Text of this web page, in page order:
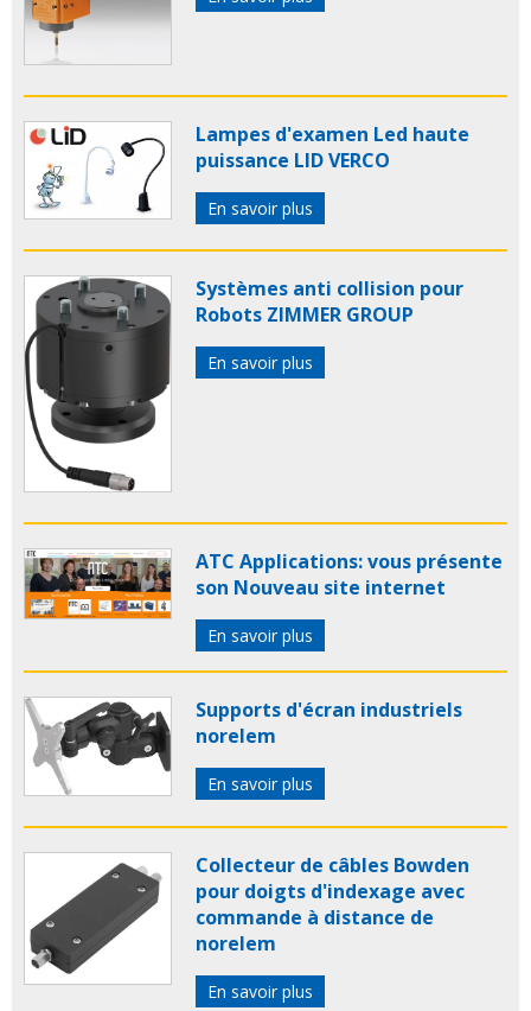
Lampes d'examen Led haute
puissance LID VERCO
En savoir plus
Systèmes anti collision pour
Robots ZIMMER GROUP
En savoir plus
ATC Applications: vous présente
son Nouveau site internet
En savoir plus
Supports d'écran industriels
norelem
En savoir plus
Collecteur de câbles Bowden
pour doigts d'indexage avec
commande à distance de
norelem
En savoir plus